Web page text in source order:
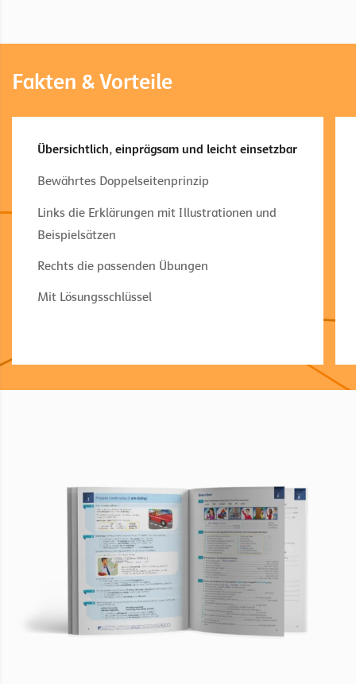
Fakten & Vorteile
Übersichtlich, einprägsam und leicht einsetzbar
Bewährtes Doppelseitenprinzip
Links die Erklärungen mit Illustrationen und
Beispielsätzen
Rechts die passenden Übungen
Mit Lösungsschlüssel